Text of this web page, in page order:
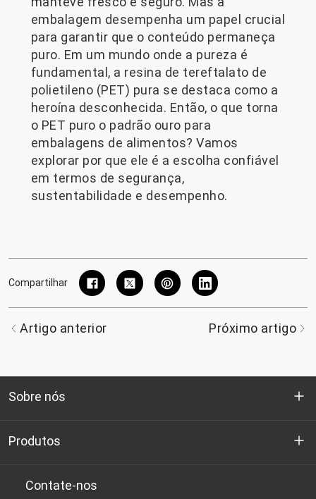
embalagem desempenha um papel crucial
para garantir que o conteúdo permaneça
puro. Em um mundo onde a pureza é
fundamental, a resina de tereftalato de
polietileno (PET) pura se destaca como a
heroína desconhecida. Então, o que torna
o PET puro o padrão ouro para
embalagens de alimentos? Vamos
explorar por que ele é a escolha confiável
em termos de segurança,
sustentabilidade e desempenho.
Compartilhar
Artigo anterior Próximo artigo
Sobre nós
Quem somos
P&D
Produtos
Chips de PET de qualidade para garrafas
Contate-nos